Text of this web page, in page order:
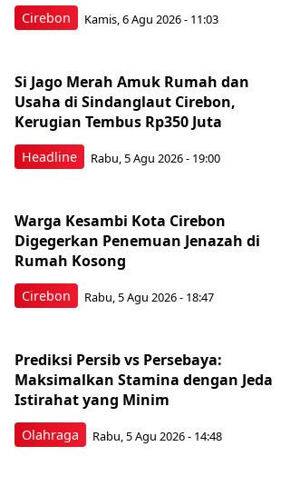
Cirebon Kamis, 6 Agu 2026 - 11:03
Headline
Si Jago Merah Amuk Rumah dan
Usaha di Sindanglaut Cirebon,
Kerugian Tembus Rp350 Juta
Rabu, 5 Agu 2026 - 19:00
Cirebon
Warga Kesambi Kota Cirebon
Digegerkan Penemuan Jenazah di
Rumah Kosong
Rabu, 5 Agu 2026 - 18:47
Olahraga
Prediksi Persib vs Persebaya:
Maksimalkan Stamina dengan Jeda
Istirahat yang Minim
Rabu, 5 Agu 2026 - 14:48